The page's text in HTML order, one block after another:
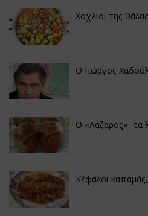
Χοχλιοί της
Ο Γιώργος
Ο «Λάζαρος», τα
Κέφαλοι